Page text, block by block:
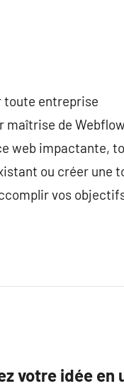
toute entreprise
maîtrise de
web impactante,
ou créer une
vos
votre idée en